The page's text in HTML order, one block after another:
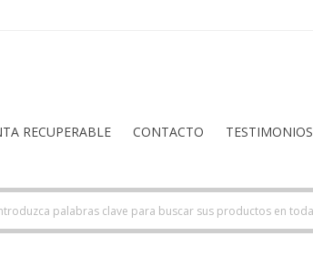
RECUPERABLE CONTACTO TESTIMONIOS